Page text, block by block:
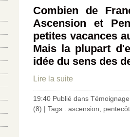
Combien de
Ascension et
petites vacances
Mais la plupart
idée du sens des
Lire la suite
19:40 Publié dans
(8) | Tags : ascension